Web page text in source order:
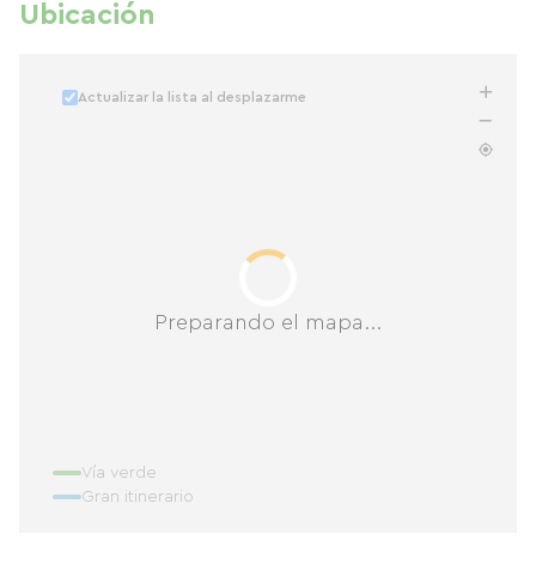
Ubicación
Preparando el mapa...
Actualizar la lista al desplazarme
Vía verde
Gran itinerario